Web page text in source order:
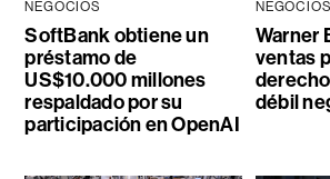
NEGOCIOS
SoftBank obtiene un
préstamo de
US$10.000 millones
respaldado por su
participación en OpenAI
NEGOCIOS
Warner
ventas
débil